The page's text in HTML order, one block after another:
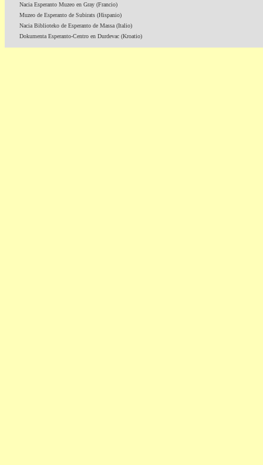
Nacia Esperanto Muzeo en Gray (Francio)
Muzeo de Esperanto de Subirats (Hispanio)
Nacia Biblioteko de Esperanto de Massa (Italio)
Dokumenta Esperanto-Centro en Durdevac (Kroatio)